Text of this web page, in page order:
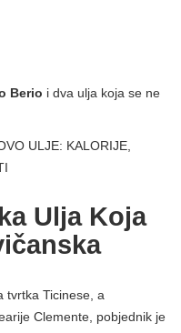
Berio i dva ulja koja se ne
ULJE: KALORIJE,
Ulja Koja
tvrtka Ticinese, a
Clemente, pobjednik je